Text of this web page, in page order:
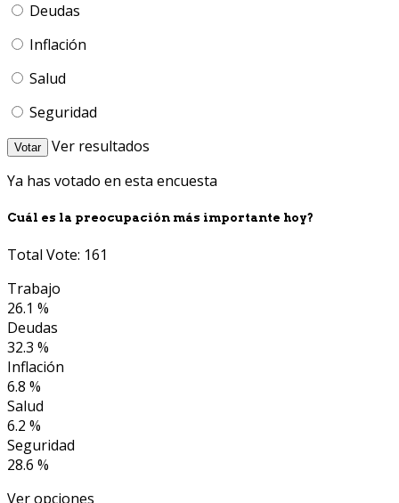
Deudas
Inflación
Salud
Seguridad
Votar
Ver resultados
Ya has votado en esta encuesta
Cuál es la preocupación más importante hoy?
Total Vote: 161
Trabajo
26.1 %
Deudas
32.3 %
Inflación
6.8 %
Salud
6.2 %
Seguridad
28.6 %
Ver opciones